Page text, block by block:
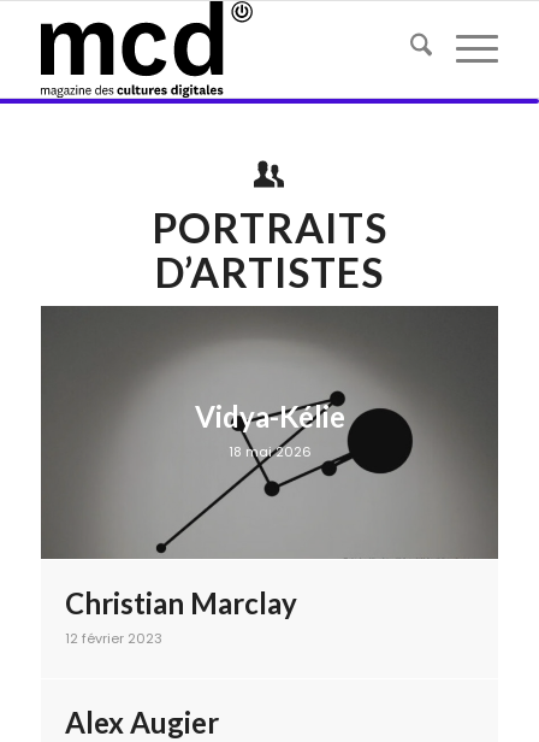
PORTRAITS
D’ARTISTES
Vidya-Kélie
18 mai 2026
Christian Marclay
12 février 2023
Alex Augier